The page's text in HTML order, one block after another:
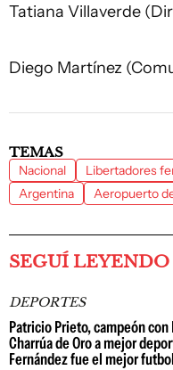
Tatiana Villaverde
Diego Martínez
TEMAS
Nacional Libertadores
Argentina
Aeropuerto
SEGUÍ LEYENDO
DEPORTES
Patricio Prieto, campeón
Charrúa de Oro a mejor
Fernández fue el mejor